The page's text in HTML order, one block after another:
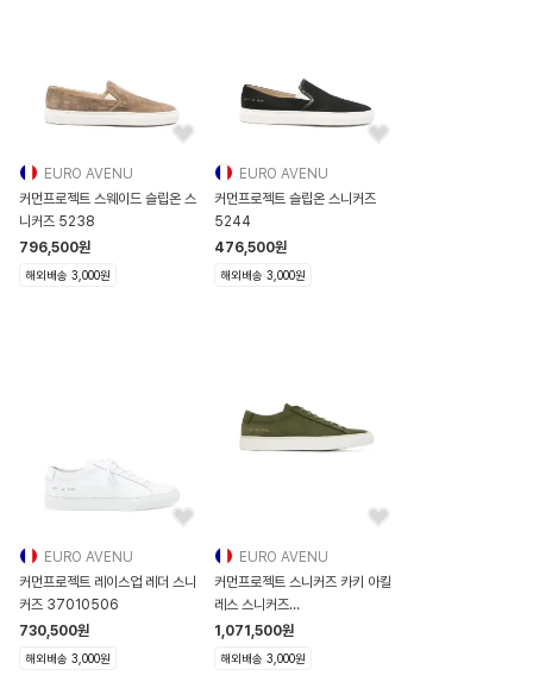
EURO AVENU
커먼프로젝트 스웨이드 슬립온 스
니커즈 5238
796,500원
해외배송 3,000원
EURO AVENU
커먼프로젝트 슬립온 스니커즈
5244
476,500원
해외배송 3,000원
EURO AVENU
커먼프로젝트 레이스업 레더 스니
커즈 37010506
730,500원
해외배송 3,000원
EURO AVENU
커먼프로젝트 스니커즈 카키 아킬
레스 스니커즈
231133M237010
1,071,500원
해외배송 3,000원